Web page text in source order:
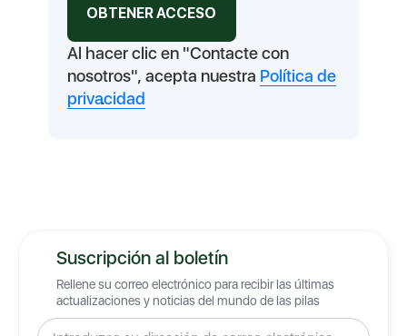
Al hacer clic en "Contacte con
nosotros", acepta nuestra Política de
privacidad
.
Suscripción al boletín
Rellene su correo electrónico para recibir las últimas
actualizaciones y noticias del mundo de las pilas